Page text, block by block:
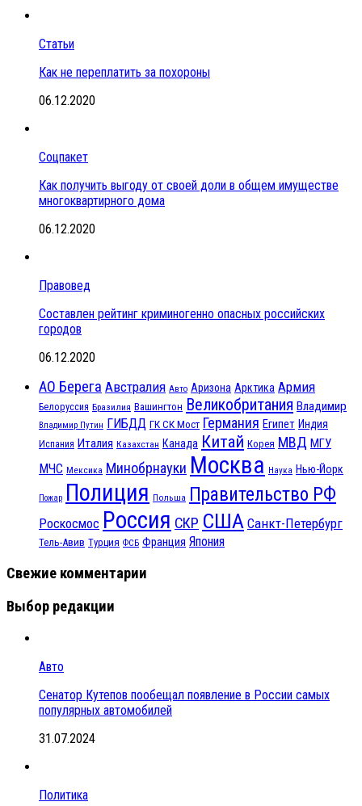
Статьи
Как не переплатить за похороны
06.12.2020
Соцпакет
Как получить выгоду от своей доли в общем имуществе
многоквартирного дома
06.12.2020
Правовед
Составлен рейтинг криминогенно опасных российских
городов
06.12.2020
АО Берега Австралия Авто Аризона Арктика Армия
Белоруссия Бразилия Вашингтон Великобритания Владимир
Владимир Путин ГИБДД ГК СК Мост Германия Египет Индия
Испания Италия Казахстан Канада Китай Корея МВД МГУ
МЧС Мексика Минобрнауки Москва Наука Нью-Йорк
Пожар Полиция Польша Правительство РФ
Роскосмос Россия СКР США Санкт-Петербург
Тель-Авив Турция ФСБ Франция Япония
Свежие комментарии
Выбор редакции
Авто
Сенатор Кутепов пообещал появление в России самых
популярных автомобилей
31.07.2024
Политика